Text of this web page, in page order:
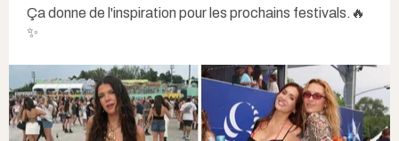
Ça donne de l'inspiration pour les prochains festivals.🔥
✨